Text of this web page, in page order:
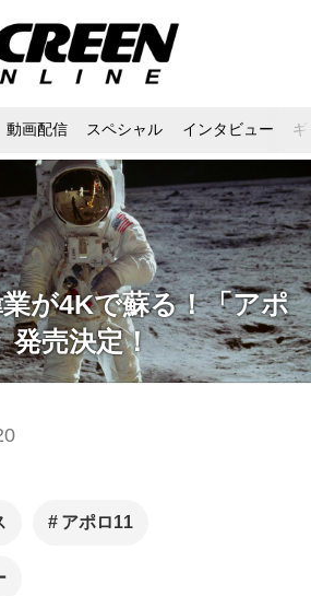
動画配信 スペシャル インタビュー
が4Kで蘇る！「アポ
発売決定！
アポロ11